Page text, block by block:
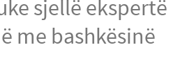
sjellë ekspertë
me bashkësinë